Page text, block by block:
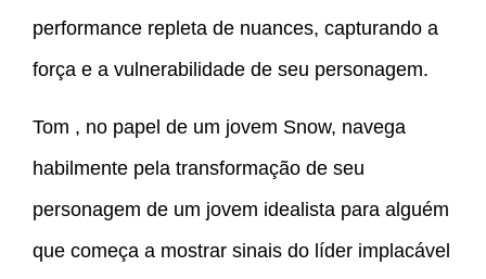
performance repleta de nuances, capturando a
força e a vulnerabilidade de seu personagem.
Tom , no papel de um jovem Snow, navega
habilmente pela transformação de seu
personagem de um jovem idealista para alguém
que começa a mostrar sinais do líder implacável